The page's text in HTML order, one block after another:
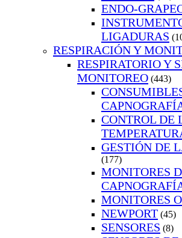
ENDO-
LIGADURAS
RESPIRACIÓN Y
RESPIRATORIO Y
MONITOREO (443)
CONTROL DE
GESTIÓN DE
(177)
MONITORES
MONITORES
NEWPORT (45)
SENSORES (8)